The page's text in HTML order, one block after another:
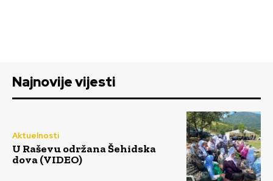
Najnovije vijesti
Aktuelnosti
U Raševu održana Šehidska
dova (VIDEO)